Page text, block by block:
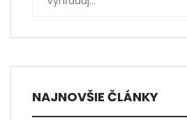
NAJNOVŠIE ČLÁNKY